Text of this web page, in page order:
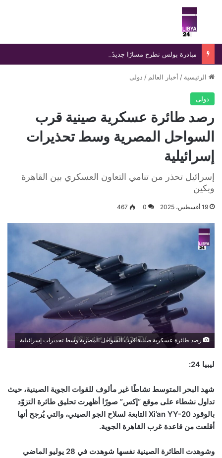
بحث عن
مبادرة بولس تطرح مسارًا جديدًا لإنهاء الانسداد السياسي في ليبيا
الرئيسية / أخبار العالم / دولى
دولى
رصد طائرة عسكرية صينية قرب
السواحل المصرية وسط تحذيرات
إسرائيلية
إسرائيل تحذر من تنامي التعاون العسكري بين القاهرة
وبكين
19 أغسطس، 2025 0
467
رصد طائرة عسكرية صينية قرب السواحل المصرية وسط تحذيرات إسرائيلية
ليبيا 24:
شهد البحر المتوسط نشاطًا غير مألوف للقوات الجوية الصينية، حيث
تداول نشطاء على موقع “إكس” صورًا أظهرت تحليق طائرة التزوّد
بالوقود
التابعة لسلاح الجو الصيني، والتي يُرجح أنها
أقلعت من قاعدة غرب القاهرة الجوية.
وشوهدت الطائرة الصينية نفسها شوهدت في 28 يوليو الماضي